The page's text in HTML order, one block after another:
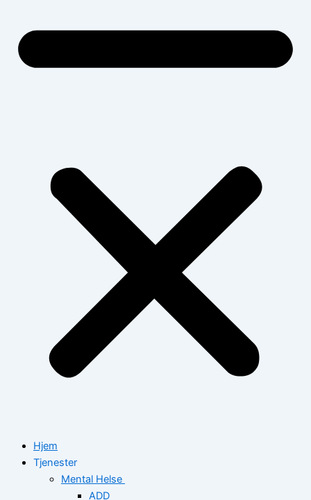
Hjem
Tjenester
Mental Helse
ADD